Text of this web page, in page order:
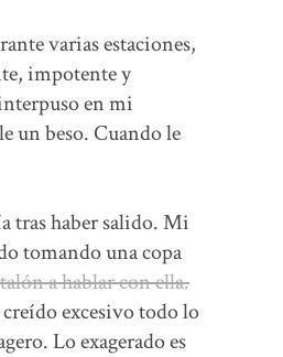
varias estaciones,
impotente y
en mi
un beso. Cuando le
tras haber salido. Mi
tomando una copa
a hablar con ella.
excesivo todo lo
Lo exagerado es